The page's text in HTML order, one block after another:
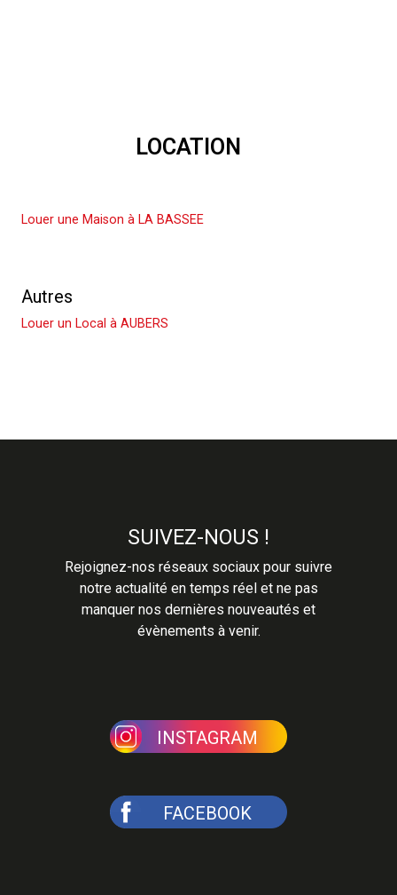
LOCATION
Louer une Maison à LA BASSEE
Autres
Louer un Local à AUBERS
SUIVEZ-NOUS !
Rejoignez-nos réseaux sociaux pour suivre
notre actualité en temps réel et ne pas
manquer nos dernières nouveautés et
évènements à venir.
INSTAGRAM
FACEBOOK